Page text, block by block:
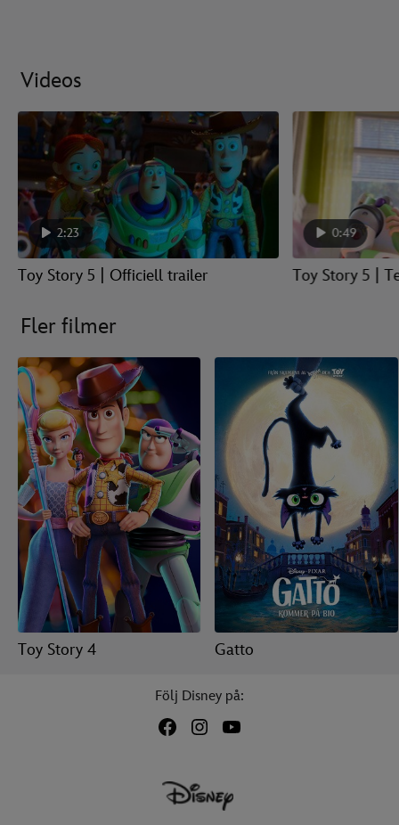
Videos
2:23
Toy Story 5 | Officiell trailer
0:49
Toy Story 5 |
Fler filmer
Toy Story 4 Gatto
Följ Disney på: